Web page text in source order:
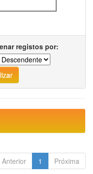
registos por:
Anterior 1 Próxima